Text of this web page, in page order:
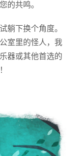
的共鸣。
躺下换个角度。
室里的怪人，我
器或其他首选的